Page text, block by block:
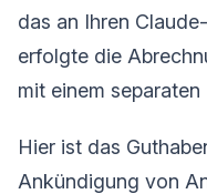
das an Ihren
erfolgte die
mit einem
Hier ist das
Ankündigung von